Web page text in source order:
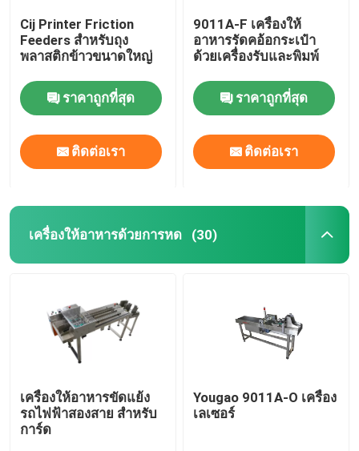
Cij Printer Friction
Feeders สําหรับถุง
พลาสติกข้าวขนาดใหญ่
ราคาถูกที่สุด
ติดต่อเรา
9011A-F เครื่องให้
อาหารรัดคอ้อกระเป๋า
ด้วยเครื่องรับและพิมพ์
ราคาถูกที่สุด
ติดต่อเรา
เครื่องให้อาหารด้วยการหด (30)
เครื่องให้อาหารขัดแย้ง
รถไฟฟ้าสองสาย สําหรับ
การ์ด
Yougao 9011A-O เครื่อง
เลเซอร์